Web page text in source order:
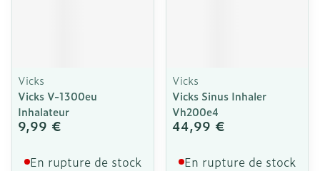
Vicks
Vicks V-1300eu
Inhalateur
9,99 €
En rupture de stock
Vicks
Vicks Sinus Inhaler
Vh200e4
44,99 €
En rupture de stock